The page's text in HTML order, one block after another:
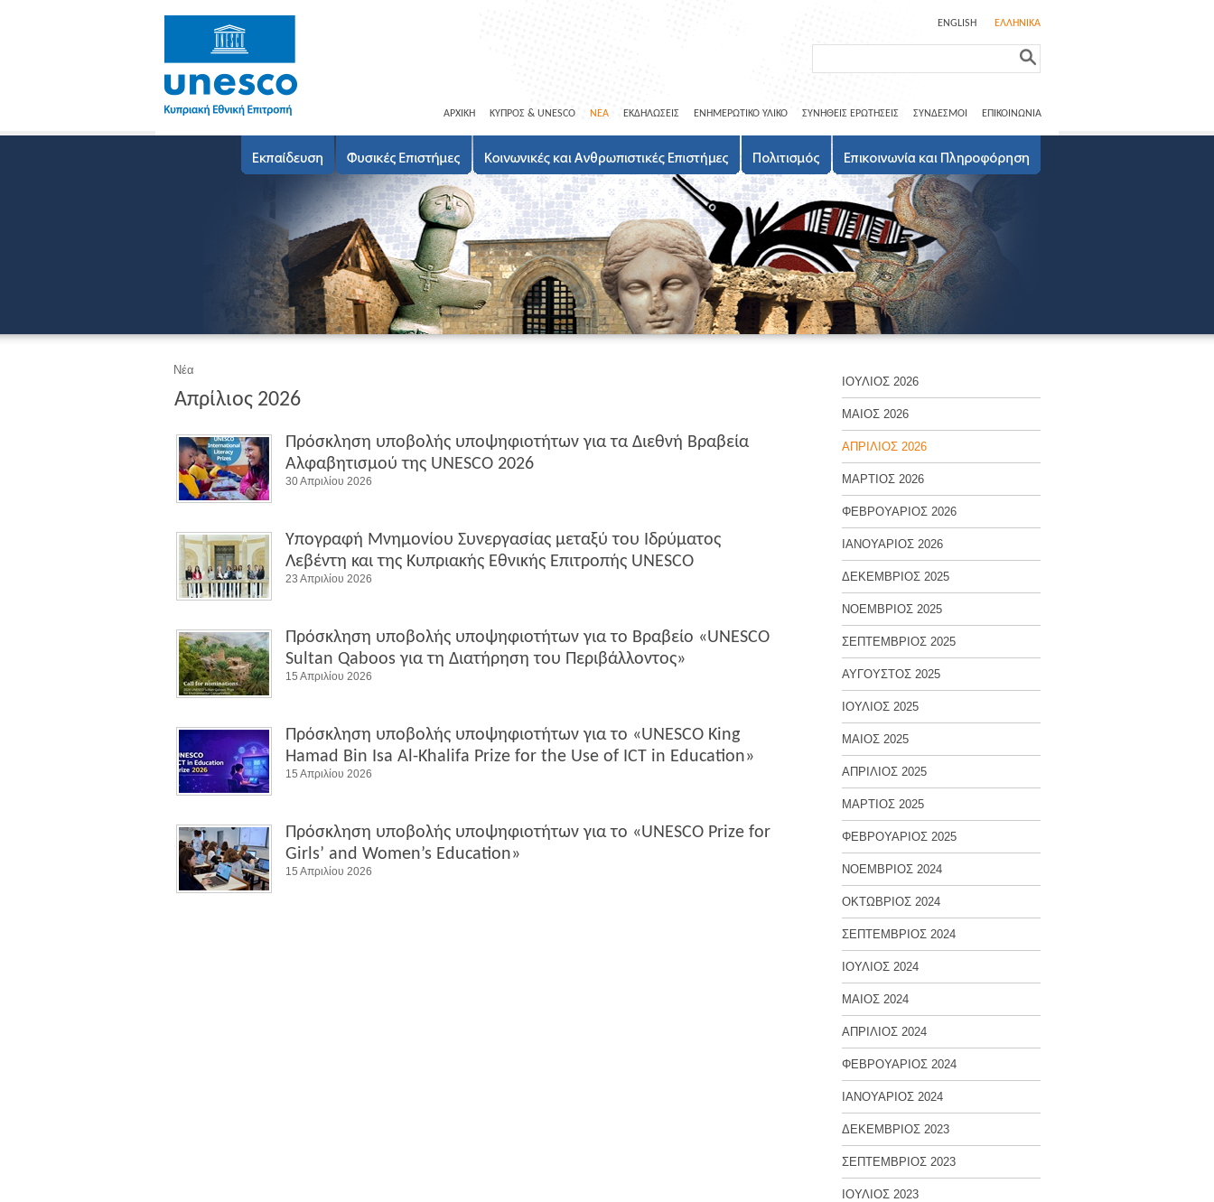
ENGLISH ΕΛΛΗΝΙΚΑ
ΑΡΧΙΚΗ ΚΥΠΡΟΣ & UNESCO ΝΕΑ ΕΚΔΗΛΩΣΕΙΣ ΕΝΗΜΕΡΩΤΙΚΟ ΥΛΙΚΟ ΣΥΝΗΘΕΙΣ ΕΡΩΤΗΣΕΙΣ ΣΥΝΔΕΣΜΟΙ ΕΠΙΚΟΙΝΩΝΙΑ
ΙΟΥΛΙΟΣ 2026
ΜΑΙΟΣ 2026
ΑΠΡΙΛΙΟΣ 2026
ΜΑΡΤΙΟΣ 2026
ΦΕΒΡΟΥΑΡΙΟΣ 2026
ΙΑΝΟΥΑΡΙΟΣ 2026
ΔΕΚΕΜΒΡΙΟΣ 2025
ΝΟΕΜΒΡΙΟΣ 2025
ΣΕΠΤΕΜΒΡΙΟΣ 2025
ΑΥΓΟΥΣΤΟΣ 2025
ΙΟΥΛΙΟΣ 2025
ΜΑΙΟΣ 2025
ΑΠΡΙΛΙΟΣ 2025
ΜΑΡΤΙΟΣ 2025
ΦΕΒΡΟΥΑΡΙΟΣ 2025
ΝΟΕΜΒΡΙΟΣ 2024
ΟΚΤΩΒΡΙΟΣ 2024
ΣΕΠΤΕΜΒΡΙΟΣ 2024
ΙΟΥΛΙΟΣ 2024
ΜΑΙΟΣ 2024
ΑΠΡΙΛΙΟΣ 2024
ΦΕΒΡΟΥΑΡΙΟΣ 2024
ΙΑΝΟΥΑΡΙΟΣ 2024
ΔΕΚΕΜΒΡΙΟΣ 2023
ΣΕΠΤΕΜΒΡΙΟΣ 2023
ΙΟΥΛΙΟΣ 2023
Νέα
Απρίλιος 2026
Πρόσκληση υποβολής υποψηφιοτήτων για τα Διεθνή Βραβεία
Αλφαβητισμού της UNESCO 2026
30 Απριλίου 2026
Υπογραφή Μνημονίου Συνεργασίας μεταξύ του Ιδρύματος
Λεβέντη και της Κυπριακής Εθνικής Επιτροπής UNESCO
23 Απριλίου 2026
Πρόσκληση υποβολής υποψηφιοτήτων για το Βραβείο «UNESCO
Sultan Qaboos για τη Διατήρηση του Περιβάλλοντος»
15 Απριλίου 2026
Πρόσκληση υποβολής υποψηφιοτήτων για το «UNESCO King
Hamad Bin Isa Al-Khalifa Prize for the Use of ICT in Education»
15 Απριλίου 2026
Πρόσκληση υποβολής υποψηφιοτήτων για το «UNESCO Prize for
Girls’ and Women’s Education»
15 Απριλίου 2026